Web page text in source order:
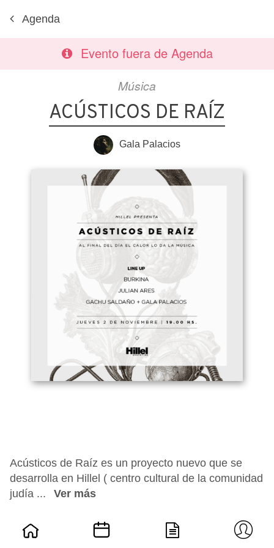
Agenda
Evento fuera de Agenda
Música
ACÚSTICOS DE RAÍZ
Gala Palacios
Acústicos de Raíz es un proyecto nuevo que se
desarrolla en Hillel ( centro cultural de la comunidad
judía ...
Ver más